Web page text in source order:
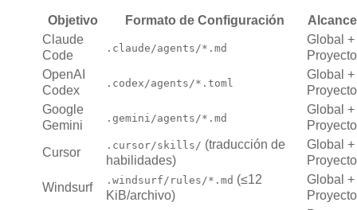
Objetivo Formato de Configuración
Alcance
Claude
Code
.claude/agents/*.md
Global +
Proyecto
OpenAI
Codex
.codex/agents/*.toml
Global +
Proyecto
Google
Gemini
.gemini/agents/*.md
Global +
Proyecto
Cursor
.cursor/skills/ (traducción de
habilidades)
Global +
Proyecto
Windsurf
.windsurf/rules/*.md (≤12
KiB/archivo)
Global +
Proyecto